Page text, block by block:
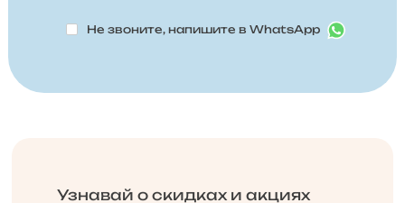
Не звоните, напишите в WhatsApp
Узнавай о скидках и акциях